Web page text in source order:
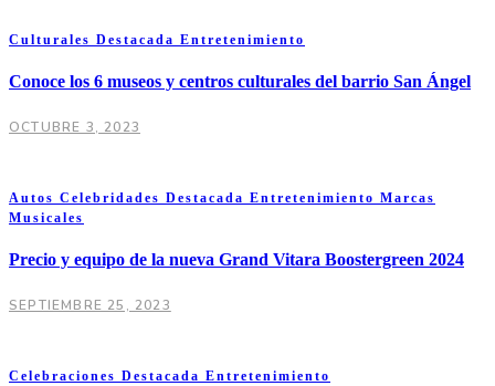
Culturales Destacada Entretenimiento
Conoce los 6 museos y centros culturales del barrio San Ángel
OCTUBRE 3, 2023
Autos Celebridades Destacada Entretenimiento Marcas
Musicales
Precio y equipo de la nueva Grand Vitara Boostergreen 2024
SEPTIEMBRE 25, 2023
Celebraciones Destacada Entretenimiento